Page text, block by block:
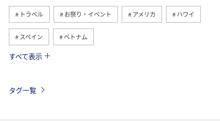
トラベル お祭り・イベント アメリカ ハワイ
スペイン ベトナム
シンガポール
すべて表示
タグ一覧